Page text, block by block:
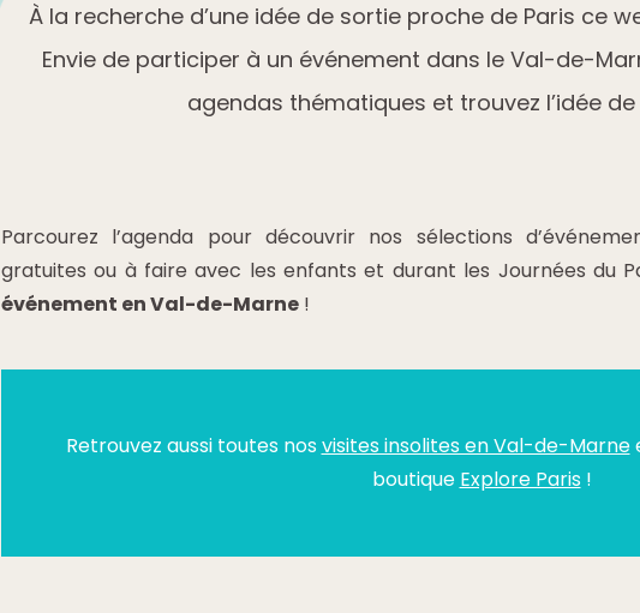
À la recherche d’une idée de sortie proche de Paris ce
Envie de participer à un événement dans le Val-de-
agendas thématiques et trouvez l’idée
Parcourez l’agenda pour découvrir nos sélections
gratuites ou à faire avec les enfants et durant les Journées du
événement en Val-de-Marne !
Retrouvez aussi toutes nosvisites insolites en Val-de-Marne
boutique Explore Paris!